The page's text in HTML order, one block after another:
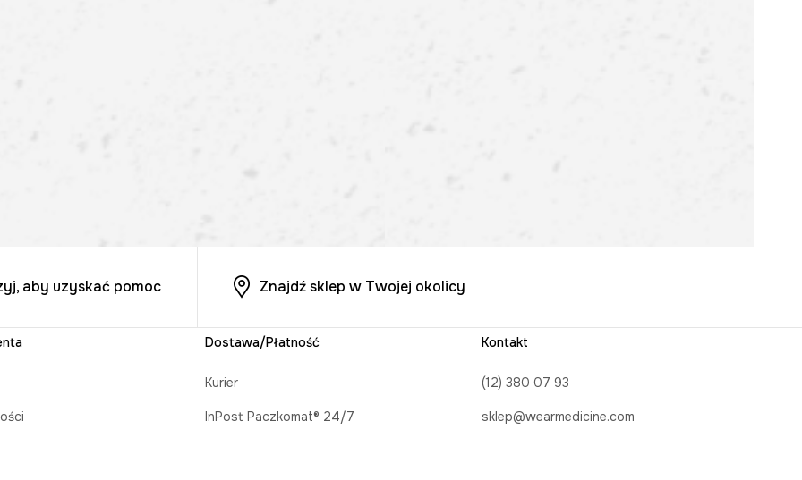
aby uzyskać pomoc Znajdź sklep w Twojej okolicy
Dostawa/Płatność
Kurier
InPost Paczkomat® 24/7
Kontakt
(12) 380 07 93
sklep@wearmedicine.com